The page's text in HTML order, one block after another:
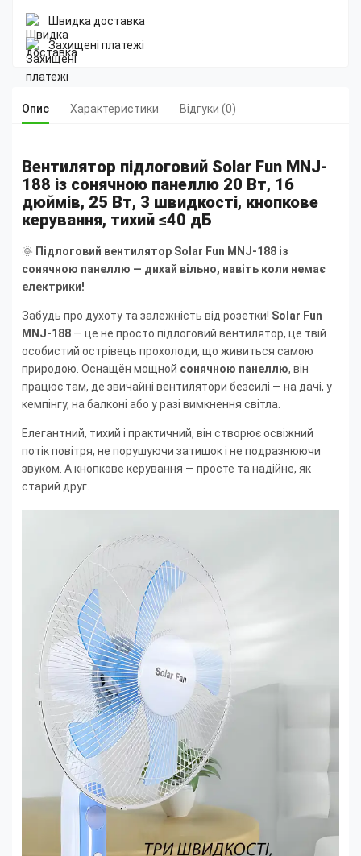
Швидка доставка
Захищені платежі
Опис Характеристики Відгуки (0)
Вентилятор підлоговий Solar Fun MNJ-
188 із сонячною панеллю 20 Вт, 16
дюймів, 25 Вт, 3 швидкості, кнопкове
керування, тихий ≤40 дБ
🌞 Підлоговий вентилятор Solar Fun MNJ-188 із
сонячною панеллю — дихай вільно, навіть коли немає
електрики!
Забудь про духоту та залежність від розетки! Solar Fun
MNJ-188 — це не просто підлоговий вентилятор, це твій
особистий острівець прохолоди, що живиться самою
природою. Оснащён мощной сонячною панеллю, він
працює там, де звичайні вентилятори безсилі — на дачі, у
кемпінгу, на балконі або у разі вимкнення світла.
Елегантний, тихий і практичний, він створює освіжний
потік повітря, не порушуючи затишок і не подразнюючи
звуком. А кнопкове керування — просте та надійне, як
старий друг.